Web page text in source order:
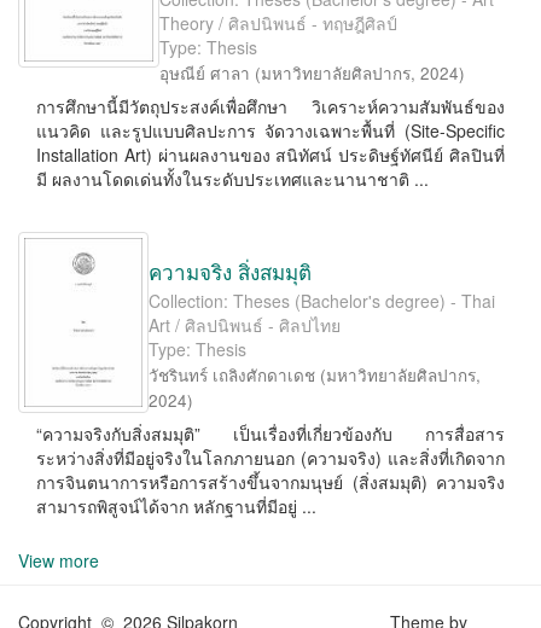
Theory / ศิลปนิพนธ์ - ทฤษฎีศิลป์
Type: Thesis
อุษณีย์ ศาลา (มหาวิทยาลัยศิลปากร,2024)
การศึกษานี้มีวัตถุประสงค์เพื่อศึกษา วิเคราะห์ความสัมพันธ์ของ
แนวคิด และรูปแบบศิลปะการ จัดวางเฉพาะพื้นที่ (Site-Speciﬁc
Installation Art) ผ่านผลงานของ สนิทัศน์ ประดิษฐ์ทัศนีย์ ศิลปินที่
มี ผลงานโดดเด่นทั้งในระดับประเทศและนานาชาติ ...
ความจริง สิ่งสมมุติ
Collection: Theses (Bachelor's degree) - Thai
Art / ศิลปนิพนธ์ - ศิลปไทย
Type: Thesis
วัชรินทร์ เถลิงศักดาเดช (มหาวิทยาลัยศิลปากร,
2024)
“ความจริงกับสิ่งสมมุติ” เป็นเรื่องที่เกี่ยวข้องกับ การสื่อสาร
ระหว่างสิ่งที่มีอยู่จริงในโลกภายนอก (ความจริง) และสิ่งที่เกิดจาก
การจินตนาการหรือการสร้างขึ้นจากมนุษย์ (สิ่งสมมุติ) ความจริง
สามารถพิสูจน์ได้จาก หลักฐานที่มีอยู่ ...
View more
Copyright © 2026 Silpakorn Theme by